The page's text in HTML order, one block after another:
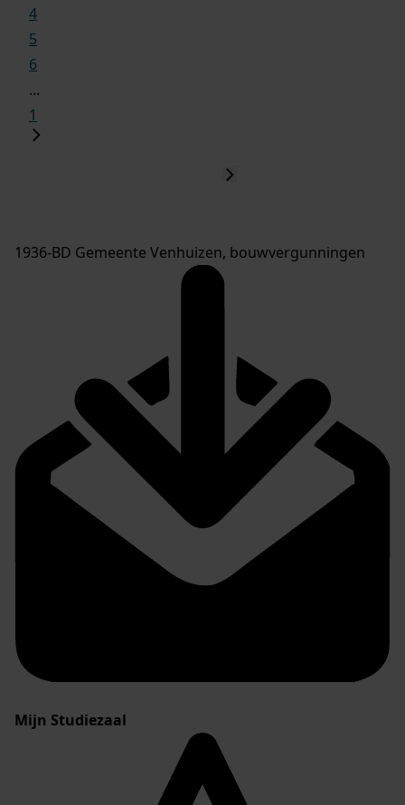
4
5
6
...
1
1936-BD Gemeente Venhuizen, bouwvergunningen
Mijn Studiezaal